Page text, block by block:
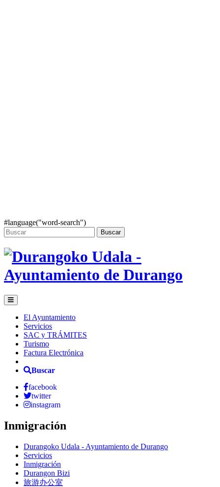
#language("word-search")
Buscar
El Ayuntamiento
Servicios
SAC y TRÁMITES
Turismo
Factura Electrónica
Buscar
facebook
twitter
instagram
Inmigración
Durangoko Udala - Ayuntamiento de Durango
Servicios
Inmigración
Durangon Bizi
旅游办公室